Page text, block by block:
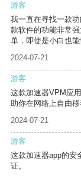
游客
我一直在寻找一款
款软件的功能非常
单，即使是小白也能
2024-07-21
游客
这款加速器VPM应
助你在网络上自由移
2024-07-21
游客
这款加速器app的安
证。